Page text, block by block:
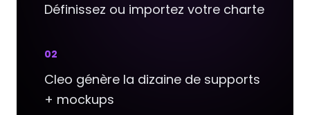
Définissez ou importez votre charte
02
Cleo génère la dizaine de supports
+ mockups